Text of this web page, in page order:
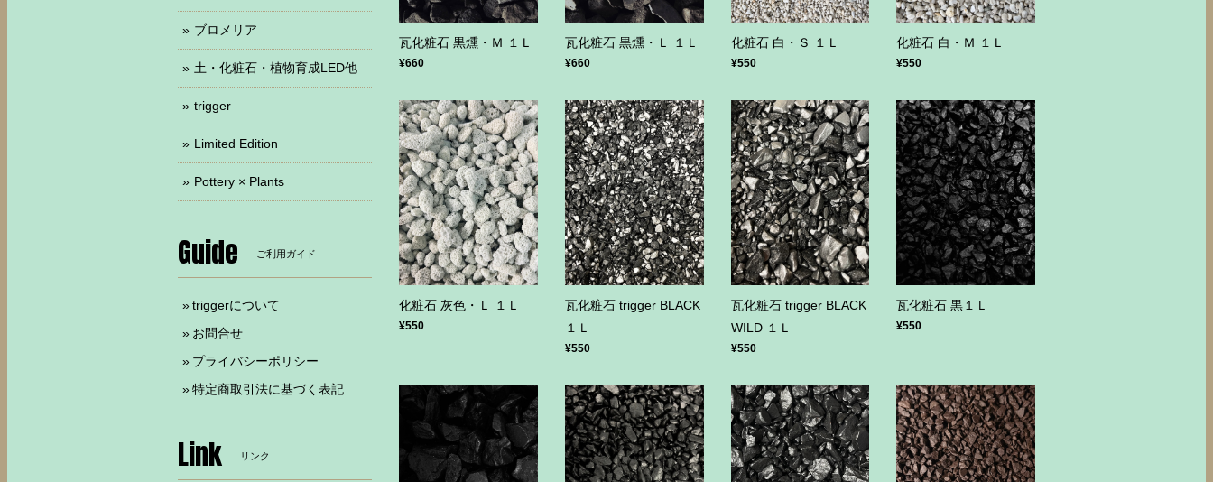
瓦化粧石 黒燻・Ｍ １Ｌ
¥660
瓦化粧石 黒燻・Ｌ １Ｌ
¥660
化粧石 白・Ｓ １Ｌ
¥550
化粧石 白・Ｍ １Ｌ
¥550
化粧石 灰色・Ｌ １Ｌ
¥550
瓦化粧石 trigger BLACK
１Ｌ
¥550
瓦化粧石 trigger BLACK
WILD １Ｌ
¥550
瓦化粧石 黒１Ｌ
¥550
ブロメリア
土・化粧石・植物育成LED他
trigger
Limited Edition
Pottery × Plants
Guide ご利用ガイド
triggerについて
お問合せ
プライバシーポリシー
特定商取引法に基づく表記
Link リンク